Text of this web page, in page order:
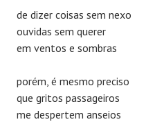
de dizer coisas sem nexo
ouvidas sem querer
em ventos e sombras
porém, é mesmo preciso
que gritos passageiros
me despertem anseios